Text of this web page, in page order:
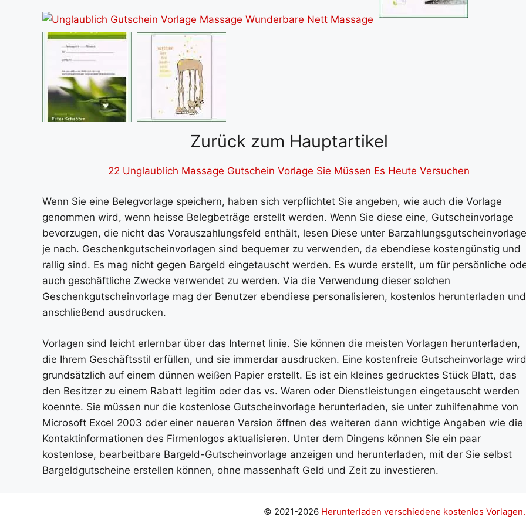
Zurück zum Hauptartikel
22 Unglaublich Massage Gutschein Vorlage Sie Müssen Es Heute Versuchen
Wenn Sie eine Belegvorlage speichern, haben sich verpflichtet Sie angeben, wie auch die Vorlage
genommen wird, wenn heisse Belegbeträge erstellt werden. Wenn Sie diese eine, Gutscheinvorlage
bevorzugen, die nicht das Vorauszahlungsfeld enthält, lesen Diese unter Barzahlungsgutscheinvorlage
je nach. Geschenkgutscheinvorlagen sind bequemer zu verwenden, da ebendiese kostengünstig und
rallig sind. Es mag nicht gegen Bargeld eingetauscht werden. Es wurde erstellt, um für persönliche
auch geschäftliche Zwecke verwendet zu werden. Via die Verwendung dieser solchen
Geschenkgutscheinvorlage mag der Benutzer ebendiese personalisieren, kostenlos herunterladen und
anschließend ausdrucken.
Vorlagen sind leicht erlernbar über das Internet linie. Sie können die meisten Vorlagen herunterladen,
die Ihrem Geschäftsstil erfüllen, und sie immerdar ausdrucken. Eine kostenfreie Gutscheinvorlage wird
grundsätzlich auf einem dünnen weißen Papier erstellt. Es ist ein kleines gedrucktes Stück Blatt, das
den Besitzer zu einem Rabatt legitim oder das vs. Waren oder Dienstleistungen eingetauscht werden
koennte. Sie müssen nur die kostenlose Gutscheinvorlage herunterladen, sie unter zuhilfenahme von
Microsoft Excel 2003 oder einer neueren Version öffnen des weiteren dann wichtige Angaben wie die
Kontaktinformationen des Firmenlogos aktualisieren. Unter dem Dingens können Sie ein paar
kostenlose, bearbeitbare Bargeld-Gutscheinvorlage anzeigen und herunterladen, mit der Sie selbst
Bargeldgutscheine erstellen können, ohne massenhaft Geld und Zeit zu investieren.
© 2021-2026 Herunterladen verschiedene kostenlos Vorlagen.